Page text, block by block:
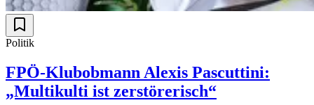
Politik
FPÖ-Klubobmann Alexis Pascuttini:
„Multikulti ist zerstörerisch“